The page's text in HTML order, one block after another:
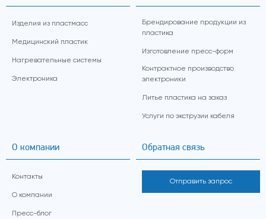
Изделия из пластмасс
Медицинский пластик
Нагревательные системы
Электроника
Брендирование продукции из
пластика
Изготовление пресс-форм
Контрактное производство
электроники
Литье пластика на заказ
Услуги по экструзии кабеля
О компании
Контакты
О компании
Пресс-блог
Обратная связь
Отправить запрос